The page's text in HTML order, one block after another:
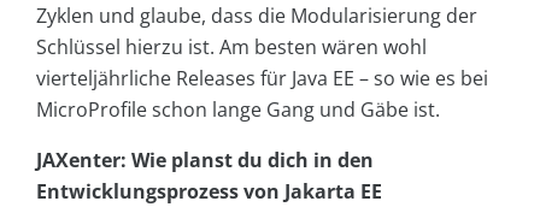
Zyklen und glaube, dass die Modularisierung der
Schlüssel hierzu ist. Am besten wären wohl
vierteljährliche Releases für Java EE – so wie es bei
MicroProfile schon lange Gang und Gäbe ist.
JAXenter: Wie planst du dich in den
Entwicklungsprozess von Jakarta EE